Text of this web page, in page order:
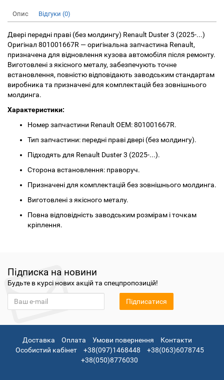
Опис Відгуки (0)
Двері передні праві (без молдингу) Renault Duster 3 (2025-...)
Оригінал 801001667R — оригінальна запчастина Renault,
призначена для відновлення кузова автомобіля після ремонту.
Виготовлені з якісного металу, забезпечують точне
встановлення, повністю відповідають заводським стандартам
виробника та призначені для комплектацій без зовнішнього
молдинга.
Характеристики:
Номер запчастини Renault OEM: 801001667R.
Тип запчастини: передні праві двері (без молдингу).
Підходять для Renault Duster 3 (2025-...).
Сторона встановлення: праворуч.
Призначені для комплектацій без зовнішнього молдинга.
Виготовлені з якісного металу.
Повна відповідність заводським розмірам і точкам
кріплення.
Підписка на новини
Будьте в курсі нових акцій та спецпропозицій!
Підписатися
Доставка Оплата Умови повернення
Контакти
Особистий кабінет
+38(097)1468448
+38(063)6078745
+38(050)8776030